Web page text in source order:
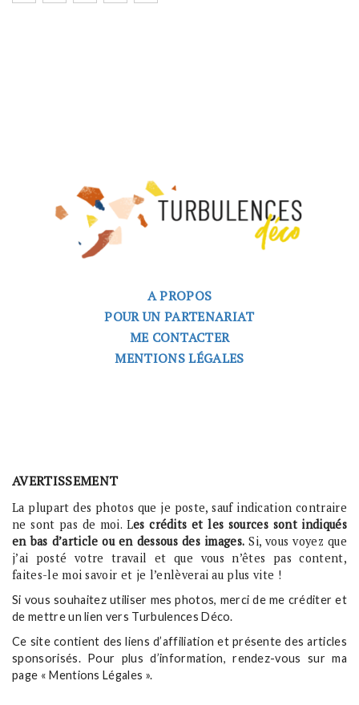
A PROPOS
POUR UN PARTENARIAT
ME CONTACTER
MENTIONS LÉGALES
AVERTISSEMENT
La plupart des photos que je poste, sauf indication contraire
ne sont pas de moi. Les crédits et les sources sont indiqués
en bas d’article ou en dessous des images. Si, vous voyez que
j’ai posté votre travail et que vous n’êtes pas content,
faites-le moi savoir et je l’enlèverai au plus vite !
Si vous souhaitez utiliser mes photos, merci de me créditer et
de mettre un lien vers Turbulences Déco.
Ce site contient des liens d’affiliation et présente des articles
sponsorisés. Pour plus d’information, rendez-vous sur ma
page « Mentions Légales ».